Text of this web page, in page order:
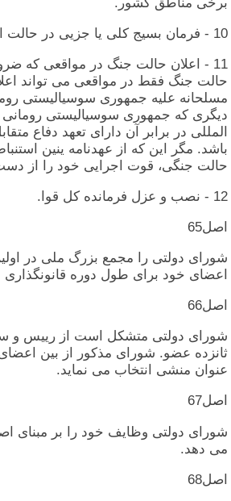
10 - فرمان‏ بسیج‏ کلی‏ یا جزیی‏ در حالت‏ اضطراری‏.
11 - اعلان‏ حالت‏ جنگ‏ در مواقعی‏ که‏
حالت‏ جنگ‏ فقط در مواقعی‏ می‏ تواند
مسلحانه‏ علیه‏ جمهوری‏ سوسیالیستی‏
دیگری‏ که‏ جمهوری‏ سوسیالیستی‏
المللی‏ در برابر آن‏ دارای‏ تعهد دفاع‏
باشد. مگر این‏ که‏ از عهدنامه‏ ینین‏
حالت‏ جنگی‏، قوت‏ اجرایی‏ خود را از
12 - نصب‏ و عزل‏ فرمانده‏ کل‏ قوا.
اصل‏65
شورای‏ دولتی‏ را مجمع بزرگ‏ ملی‏ در
اعضای‏ خود برای‏ طول‏ دوره‏ قانونگذاری‏
اصل‏66
شورای‏ دولتی‏ متشکل‏ است‏ از رییس‏ و
ثانزده‏ عضو. شورای‏ مذکور از بین‏
عنوان‏ منشی‏ انتخاب‏ می‏ نماید.
اصل‏67
شورای‏ دولتی‏ وظایف‏ خود را بر مبنای‏
می‏ دهد.
اصل‏68